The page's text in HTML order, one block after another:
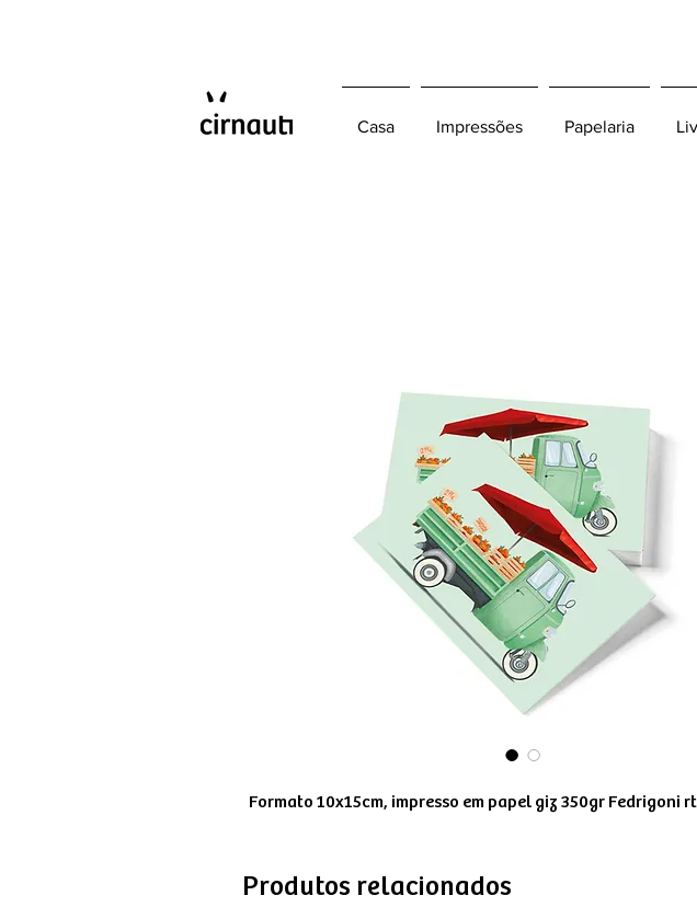
Casa Impressões Papelaria
Formato 10x15cm, impresso em papel giz 350gr Fedrigoni
Produtos relacionados